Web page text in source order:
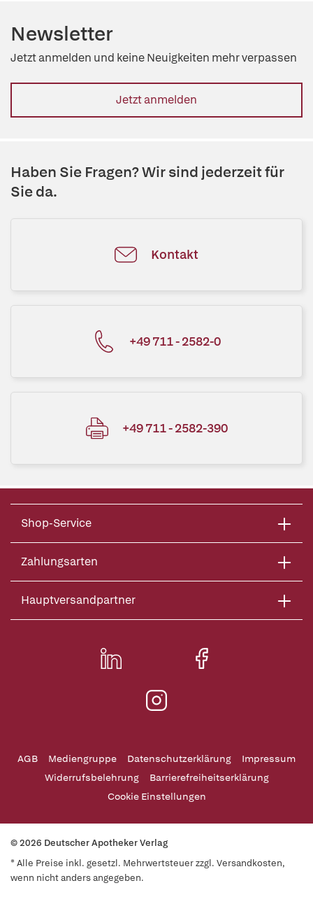
Newsletter
Jetzt anmelden und keine Neuigkeiten mehr verpassen
Jetzt anmelden
Haben Sie Fragen? Wir sind jederzeit für
Sie da.
Kontakt
+49 711 - 2582-0
+49 711 - 2582-390
Shop-Service
Zahlungsarten
Hauptversandpartner
AGB Mediengruppe Datenschutzerklärung
Impressum
Widerrufsbelehrung
Barrierefreiheitserklärung
Cookie Einstellungen
© 2026 Deutscher Apotheker Verlag
* Alle Preise inkl. gesetzl. Mehrwertsteuer zzgl. Versandkosten,
wenn nicht anders angegeben.